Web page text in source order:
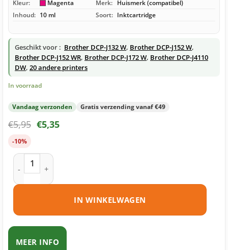
Kleur: Magenta Merk: Huismerk (compatibel)
Inhoud: 10 ml Soort: Inktcartridge
Geschikt voor : Brother DCP-J132 W, Brother DCP-J152 W,
Brother DCP-J152 WR, Brother DCP-J172 W, Brother DCP-J4110
DW, 20 andere printers
In voorraad
Vandaag verzonden Gratis verzending vanaf €49
€5,95 €5,35
-10%
Brother LC123 M inktcartridge magenta huismerk aantal
IN WINKELWAGEN
MEER INFO